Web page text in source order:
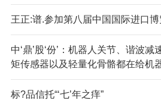
王正:谱.参加第八届中国国际进口
中‘鼎’股‘份’：机器人关节、谐波
矩传感器以及轻量化骨骼都在给机
标?品信托“‘七’年之痒”